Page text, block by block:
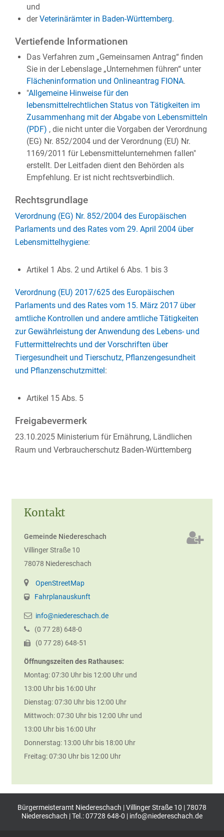
Kontakt
Gemeinde Niedereschach
Villinger Straße 10
78078 Niedereschach
OpenStreetMap
Fahrplanauskunft
info@niedereschach.de
(0 7728) 648-0
(0 7728) 648-51
Öffnungszeiten des Rathauses:
Montag: 07:30 Uhr bis 12:00 Uhr und
13:00 Uhr bis 16:00 Uhr
Dienstag: 07:30 Uhr bis 12:00 Uhr
Mittwoch: 07:30 Uhr bis 12:00 Uhr und
13:00 Uhr bis 16:00 Uhr
Donnerstag: 13:00 Uhr bis 18:00 Uhr
Freitag: 07:30 Uhr bis 12:00 Uhr
und
derVeterinärämter in Baden-Württemberg.
Vertiefende Informationen
Das Verfahren zum „Gemeinsamen Antrag“ finden
Sie in der Lebenslage „Unternehmen führen“ unter
Flächeninformation und Onlineantrag FIONA.
"Allgemeine Hinweise für den
lebensmittelrechtlichen Status von Tätigkeiten im
Zusammenhang mit der Abgabe von Lebensmitteln
(PDF) , die nicht unter die Vorgaben der Verordnung
(EG) Nr. 852/2004 und der Verordnung (EU) Nr.
1169/2011 für Lebensmittelunternehmen fallen"
erstellt. Der Leitfaden dient den Behörden als
Empfehlung. Er ist nicht rechtsverbindlich.
Rechtsgrundlage
Verordnung (EG) Nr. 852/2004 des Europäischen
Parlaments und des Rates vom 29. April 2004 über
Lebensmittelhygiene:
Artikel 1 Abs. 2 und Artikel 6 Abs. 1 bis 3
Verordnung (EU) 2017/625 des Europäischen
Parlaments und des Rates vom 15. März 2017 über
amtliche Kontrollen und andere amtliche Tätigkeiten
zur Gewährleistung der Anwendung des Lebens- und
Futtermittelrechts und der Vorschriften über
Tiergesundheit und Tierschutz, Pflanzengesundheit
und Pflanzenschutzmittel:
Artikel 15 Abs. 5
Freigabevermerk
23.10.2025 Ministerium für Ernährung, Ländlichen
Raum und Verbraucherschutz Baden-Württemberg
Bürgermeisteramt Niedereschach | Villinger Straße 10 | 78078
Niedereschach | Tel.: 07728 648-0 | info@niedereschach.de